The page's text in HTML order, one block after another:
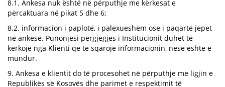
8.1. Ankesa nuk është në përputhje me kërkesat e
përcaktuara në pikat 5 dhe 6;
8.2. informacion i paplotë, i palexueshëm ose i paqartë jepet
në ankesë. Punonjësi përgjegjës i Institucionit duhet të
kërkojë nga Klienti që të sqarojë informacionin, nëse është e
mundur.
9. Ankesa e klientit do të procesohet në përputhje me ligjin e
Republikës së Kosovës dhe parimet e respektimit të